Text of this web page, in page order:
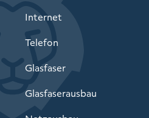
Internet
Telefon
Glasfaser
Glasfaserausbau